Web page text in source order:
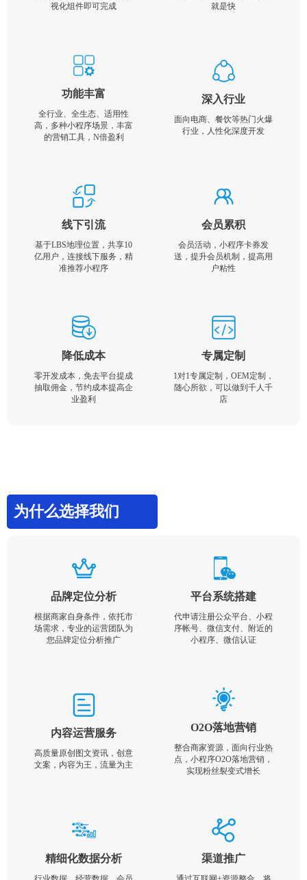
视化组件即可完成
就是快
功能丰富
全行业、全生态、适用性
高，多种小程序场景，丰富
的营销工具，N倍盈利
深入行业
面向电商、餐饮等热门火爆
行业，人性化深度开发
线下引流
基于LBS地理位置，共享10
亿用户，连接线下服务，精
准推荐小程序
会员累积
会员活动，小程序卡券发
送，提升会员机制，提高用
户粘性
降低成本
零开发成本，免去平台提成
抽取佣金，节约成本提高企
业盈利
专属定制
1对1专属定制，OEM定制，
随心所欲，可以做到千人千
店
为什么选择我们
品牌定位分析
根据商家自身条件，依托市
场需求，专业的运营团队为
您品牌定位分析推广
平台系统搭建
代申请注册公众平台、小程
序帐号、微信支付、附近的
小程序、微信认证
内容运营服务
高质量原创图文资讯，创意
文案，内容为王，流量为主
O2O落地营销
整合商家资源，面向行业热
点，小程序O2O落地营销，
实现粉丝裂变式增长
精细化数据分析 渠道推广